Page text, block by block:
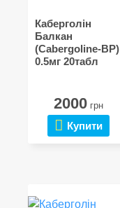
Каберголін
Балкан
(Cabergoline-BP)
0.5мг 20табл
2000грн
Купити